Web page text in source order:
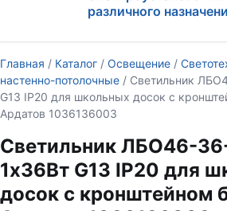
различного
Главная / Каталог / Освещение /
настенно-потолочные / Светильник
G13 IP20 для школьных досок с
Ардатов 1036136003
Светильник ЛБО46-
1х36Вт G13 IP20 для
досок с кронштейном